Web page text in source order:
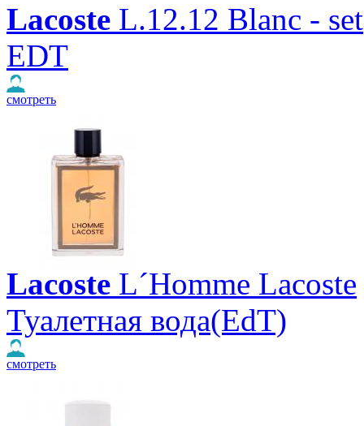
Lacoste L.12.12 Blanc - set
EDT
смотреть
Lacoste L´Homme Lacoste
Туалетная вода(EdT)
смотреть